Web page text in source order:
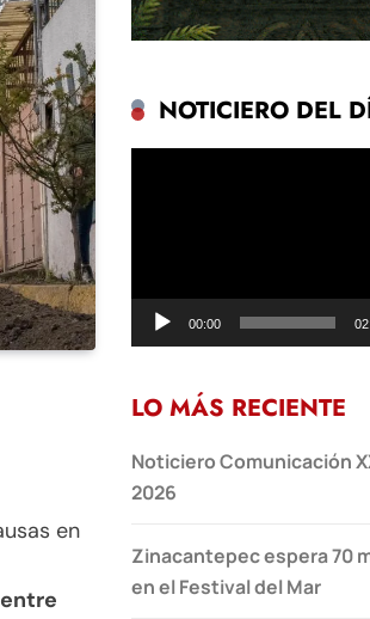
en
NOTICIERO DEL
00:00
LO MÁS RECIENTE
Noticiero Comunicación
2026
Zinacantepec espera 70
en el Festival del Mar